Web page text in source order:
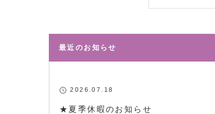
最近のお知らせ
2026.07.18
★夏季休暇のお知らせ